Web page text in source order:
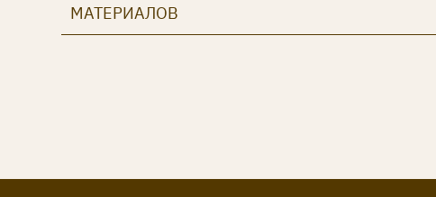
МАТЕРИАЛОВ